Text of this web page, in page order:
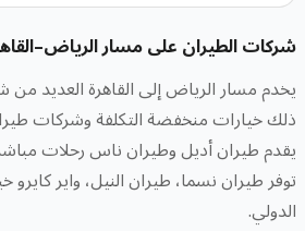
شركات الطيران على مسار
يخدم مسار الرياض إلى القاهرة العديد
ذلك خيارات منخفضة التكلفة وشركات
يقدم طيران أديل وطيران ناس رحلات
توفر طيران نسما، طيران النيل، واير
الدولي.